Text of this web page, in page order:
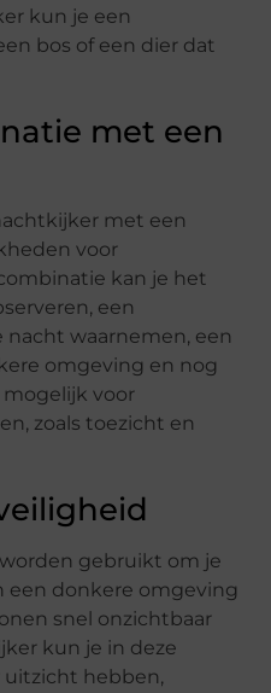
kun je een
bos of een dier dat
met een
met een
voor
kan je het
een
waarnemen, een
omgeving en nog
voor
zoals toezicht en
gebruikt om je
een donkere omgeving
snel onzichtbaar
kun je in deze
hebben,